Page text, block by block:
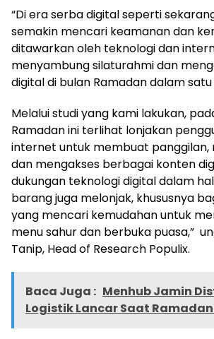
“Di era serba digital seperti
semakin mencari keamanan dan
ditawarkan oleh teknologi dan
menyambung silaturahmi dan
digital di bulan Ramadan dalam
Melalui studi yang kami lakukan,
Ramadan ini terlihat lonjakan
internet untuk membuat panggilan,
dan mengakses berbagai konten
dukungan teknologi digital dalam
barang juga melonjak, khususnya
yang mencari kemudahan untuk
menu sahur dan berbuka puasa,”
Tanip, Head of Research Populix.
Baca Juga : Menhub Jamin
Logistik Lancar Saat Ramadan